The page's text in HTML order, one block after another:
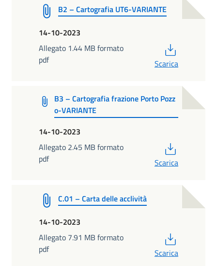
B2 – Cartografia UT6-VARIANTE
14-10-2023
Allegato 1.44 MB formato
pdf
Scarica
B3 – Cartografia frazione Porto Pozz
o-VARIANTE
14-10-2023
Allegato 2.45 MB formato
pdf
Scarica
C.01 – Carta delle acclività
14-10-2023
Allegato 7.91 MB formato
pdf
Scarica